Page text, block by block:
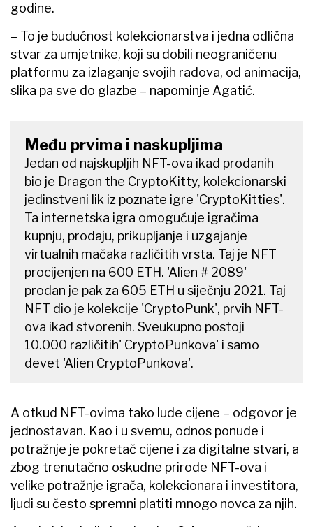
godine.
– To je budućnost kolekcionarstva i jedna odlična
stvar za umjetnike, koji su dobili neograničenu
platformu za izlaganje svojih radova, od animacija,
slika pa sve do glazbe – napominje Agatić.
Među prvima i naskupljima
Jedan od najskupljih NFT-ova ikad prodanih
bio je Dragon the CryptoKitty, kolekcionarski
jedinstveni lik iz poznate igre 'CryptoKitties'.
Ta internetska igra omogućuje igračima
kupnju, prodaju, prikupljanje i uzgajanje
virtualnih mačaka različitih vrsta. Taj je NFT
procijenjen na 600 ETH. 'Alien # 2089'
prodan je pak za 605 ETH u siječnju 2021. Taj
NFT dio je kolekcije 'CryptoPunk', prvih NFT-
ova ikad stvorenih. Sveukupno postoji
10.000 različitih' CryptoPunkova' i samo
devet 'Alien CryptoPunkova'.
A otkud NFT-ovima tako lude cijene – odgovor je
jednostavan. Kao i u svemu, odnos ponude i
potražnje je pokretač cijene i za digitalne stvari, a
zbog trenutačno oskudne prirode NFT-ova i
velike potražnje igrača, kolekcionara i investitora,
ljudi su često spremni platiti mnogo novca za njih.